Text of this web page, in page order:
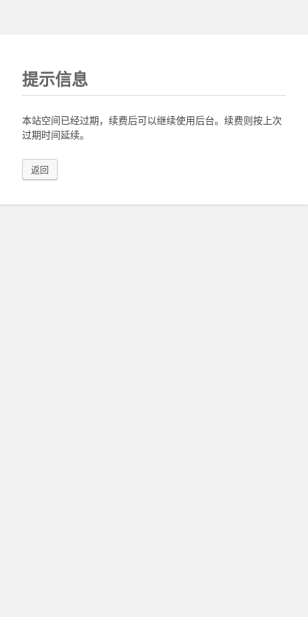
提示信息
本站空间已经过期，续费后可以继续使用后台。续费则按上次
过期时间延续。
返回